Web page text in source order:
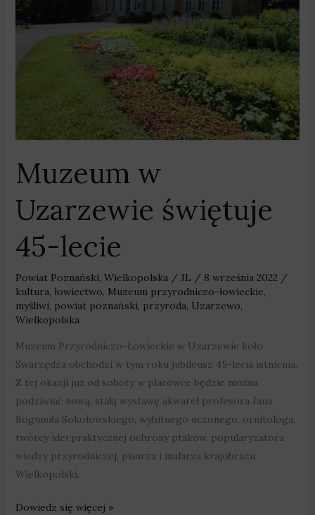
Muzeum w
Uzarzewie świętuje
45-lecie
Powiat Poznański Wielkopolska / JL / 8 września 2022 /
kultura łowiectwo Muzeum przyrodniczo-łowieckie
myśliwi powiat poznański przyroda Uzarzewo
Wielkopolska
Muzeum Przyrodniczo-Łowieckie w Uzarzewie koło
Swarzędza obchodzi w tym roku jubileusz 45-lecia istnienia.
Z tej okazji już od soboty w placówce będzie można
podziwiać nową, stałą wystawę akwarel profesora Jana
Bogumiła Sokołowskiego, wybitnego uczonego, ornitologa,
twórcy idei praktycznej ochrony ptaków, popularyzatora
wiedzy przyrodniczej, pisarza i malarza krajobrazu
Wielkopolski.
45-
lecie
Dowiedz się więcej »